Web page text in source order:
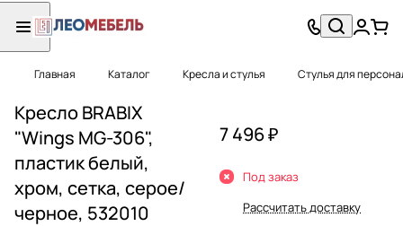
Главная Каталог Кресла и стулья Стулья для
Кресло BRABIX
"Wings MG-306",
пластик белый,
хром, сетка, cерое/
черное, 532010
7 496 ₽
Под заказ
Рассчитать доставку